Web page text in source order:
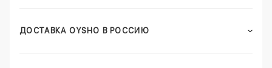
ДОСТАВКА OYSHO В РОССИЮ